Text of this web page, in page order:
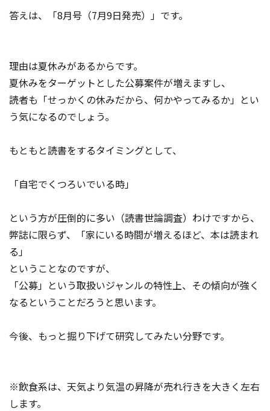
答えは、「8月号（7月9日発売）」です。
理由は夏休みがあるからです。
夏休みをターゲットとした公募案件が増えますし、
読者も「せっかくの休みだから、何かやってみるか」とい
う気になるのでしょう。
もともと読書をするタイミングとして、
「自宅でくつろいでいる時」
という方が圧倒的に多い（読書世論調査）わけですから、
弊誌に限らず、「家にいる時間が増えるほど、本は読まれ
る」
ということなのですが、
「公募」という取扱いジャンルの特性上、その傾向が強く
なるということだろうと思います。
今後、もっと掘り下げて研究してみたい分野です。
※飲食系は、天気より気温の昇降が売れ行きを大きく左右
します。